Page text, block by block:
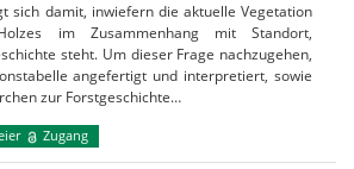
sich damit, inwiefern die aktuelle Vegetation
im Zusammenhang mit Standort,
steht. Um dieser Frage nachzugehen,
angefertigt und interpretiert, sowie
zur Forstgeschichte…
Zugang